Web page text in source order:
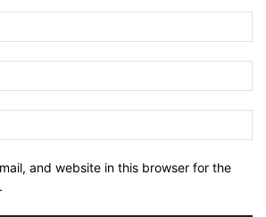
and website in this browser for the